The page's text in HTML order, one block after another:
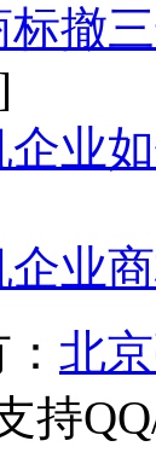
标撤
企业
企业
北
持